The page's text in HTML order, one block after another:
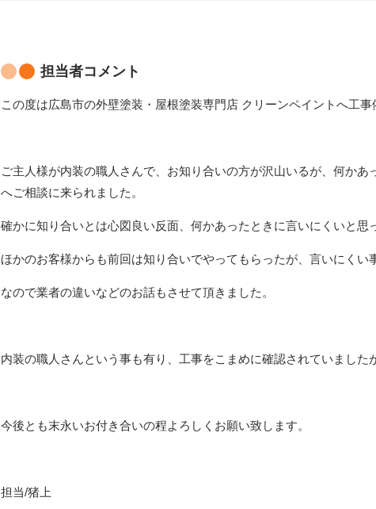
担当者コメント
この度は広島市の外壁塗装・屋根塗装専門店 クリーンペイントへ工
ご主人様が内装の職人さんで、お知り合いの方が沢山いるが、何か
へご相談に来られました。
確かに知り合いとは心図良い反面、何かあったときに言いにくいと思
ほかのお客様からも前回は知り合いでやってもらったが、言いにく
なので業者の違いなどのお話もさせて頂きました。
内装の職人さんという事も有り、工事をこまめに確認されていまし
今後とも末永いお付き合いの程よろしくお願い致します。
担当/猪上